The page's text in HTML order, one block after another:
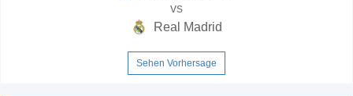
vs
Real Madrid
Sehen Vorhersage